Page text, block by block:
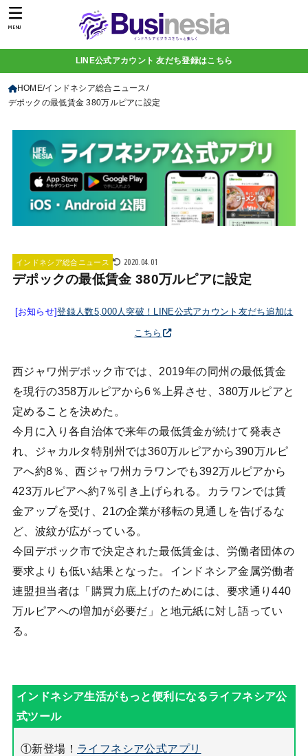
MENU
LINE公式アカウント 友だち登録はこちら
HOME インドネシア総合ニュース
デポックの最低賃金 380万ルピアに設定
インドネシア総合ニュース 2020.04.01
デポックの最低賃金 380万ルピアに設定
[お知らせ]登録人数5,000人突破！LINE公式アカウント友だち追加は
こちら
西ジャワ州デポック市では、2019年の同州の最低賃金
を現行の358万ルピアから6％上昇させ、380万ルピアと
定めることを決めた。
今月に入り各自治体で来年の最低賃金が続けて発表さ
れ、ジャカルタ特別州では360万ルピアから390万ルピ
アへ約8％、西ジャワ州カラワンでも392万ルピアから
423万ルピアへ約7％引き上げられる。カラワンでは賃
金アップを受け、21の企業が移転の見通しを告げるな
ど、波紋が広がっている。
今回デポック市で決定された最低賃金は、労働者団体の
要求よりも低い結果となった。インドネシア金属労働者
連盟担当者は「購買力底上げのためには、要求通り440
万ルピアへの増加が必要だ」と地元紙に対し語ってい
る。
①新登場！ ライフネシア公式アプリ